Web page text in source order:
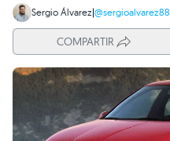
Sergio Álvarez|@sergioalvarez88
COMPARTIR